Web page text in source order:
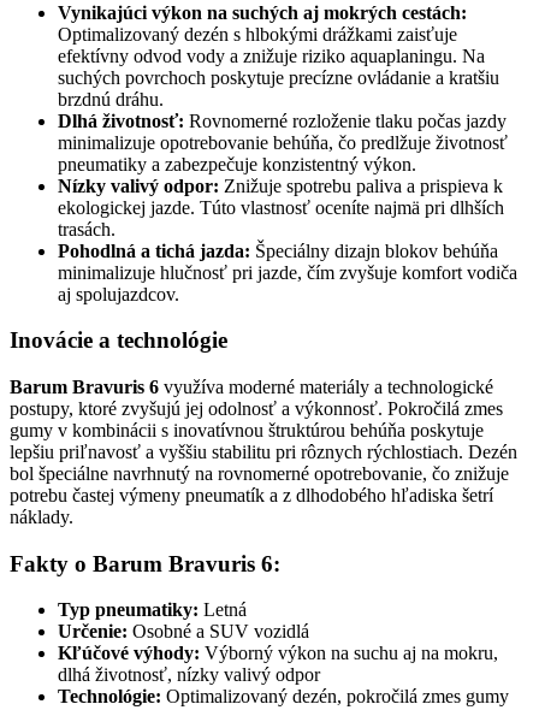
Vynikajúci výkon na suchých aj mokrých cestách:
Optimalizovaný dezén s hlbokými drážkami zaisťuje
efektívny odvod vody a znižuje riziko aquaplaningu. Na
suchých povrchoch poskytuje precízne ovládanie a kratšiu
brzdnú dráhu.
Dlhá životnosť: Rovnomerné rozloženie tlaku počas jazdy
minimalizuje opotrebovanie behúňa, čo predlžuje životnosť
pneumatiky a zabezpečuje konzistentný výkon.
Nízky valivý odpor: Znižuje spotrebu paliva a prispieva k
ekologickej jazde. Túto vlastnosť oceníte najmä pri dlhších
trasách.
Pohodlná a tichá jazda: Špeciálny dizajn blokov behúňa
minimalizuje hlučnosť pri jazde, čím zvyšuje komfort vodiča
aj spolujazdcov.
Inovácie a technológie
Barum Bravuris 6 využíva moderné materiály a technologické
postupy, ktoré zvyšujú jej odolnosť a výkonnosť. Pokročilá zmes
gumy v kombinácii s inovatívnou štruktúrou behúňa poskytuje
lepšiu priľnavosť a vyššiu stabilitu pri rôznych rýchlostiach. Dezén
bol špeciálne navrhnutý na rovnomerné opotrebovanie, čo znižuje
potrebu častej výmeny pneumatík a z dlhodobého hľadiska šetrí
náklady.
Fakty o Barum Bravuris 6:
Typ pneumatiky: Letná
Určenie: Osobné a SUV vozidlá
Kľúčové výhody: Výborný výkon na suchu aj na mokru,
dlhá životnosť, nízky valivý odpor
Technológie: Optimalizovaný dezén, pokročilá zmes gumy